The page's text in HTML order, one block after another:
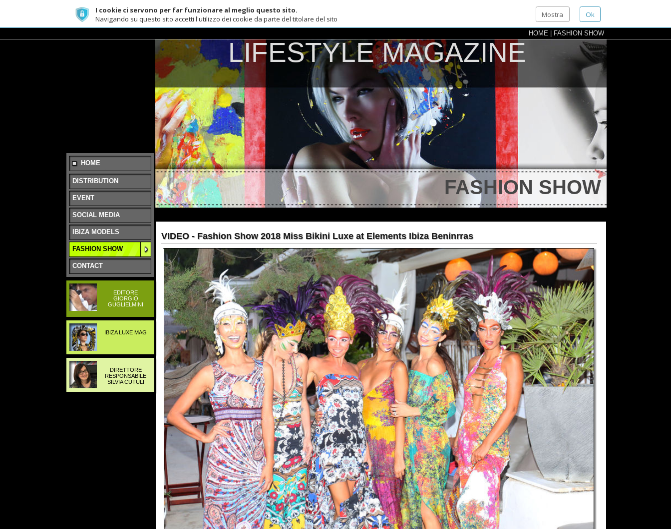
I cookie ci servono per far funzionare al meglio questo sito.
Navigando su questo sito accetti l'utilizzo dei cookie da parte del titolare del sito
HOME|FASHION SHOW
DISTRIBUTION
EVENT
SOCIAL MEDIA
IBIZA MODELS
FASHION SHOW
CONTACT
GUGLIELMINI
IBIZA LUXE MAG
DIRETTORE
RESPONSABILE
LIFESTYLE MAGAZINE
FASHION SHOW
VIDEO - Fashion Show 2016 Miss Bikini Luxe at Ibiza Polo Club